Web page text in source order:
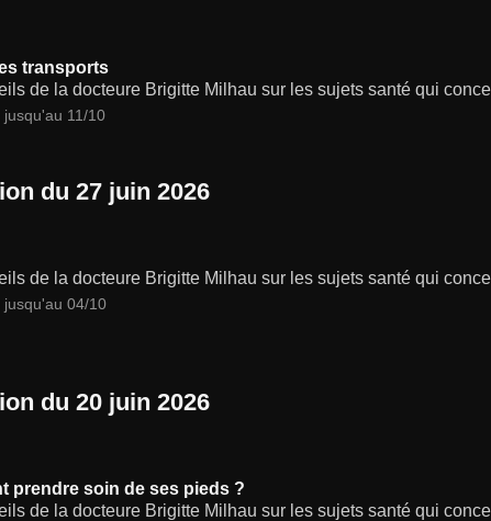
transports
de la docteure Brigitte Milhau sur les sujets santé qui
jusqu'au 11/10
du 27 juin 2026
de la docteure Brigitte Milhau sur les sujets santé qui
jusqu'au 04/10
du 20 juin 2026
prendre soin de ses pieds ?
de la docteure Brigitte Milhau sur les sujets santé qui